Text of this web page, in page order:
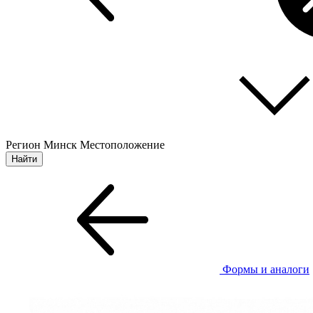
Регион Минск Местоположение
Формы и аналоги